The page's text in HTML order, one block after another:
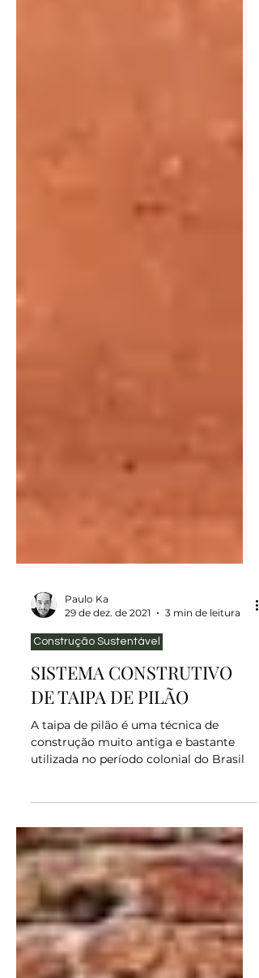
Paulo Ka
29 de dez. de 2021
3 min de leitura
Construção Sustentável
SISTEMA CONSTRUTIVO
A taipa de pilão é uma técnica de
utilizada no período colonial do Brasil